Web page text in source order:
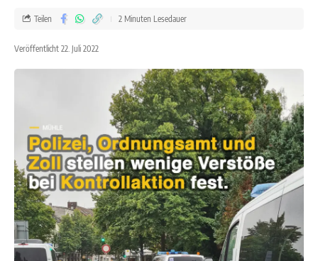
Veröffentlicht 22. Juli 2022
Teilen 2 Minuten Lesedauer